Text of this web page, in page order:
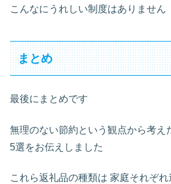
こんなにうれしい制度はありません
まとめ
最後にまとめです
無理のない節約という観点から考え
5選をお伝えしました
これら返礼品の種類は 家庭それぞれ